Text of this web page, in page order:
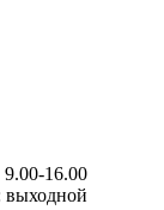
16.00
выходной